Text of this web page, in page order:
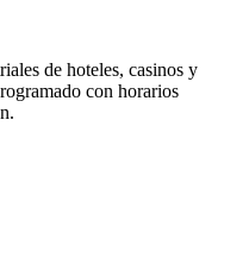
de hoteles, casinos y
con horarios